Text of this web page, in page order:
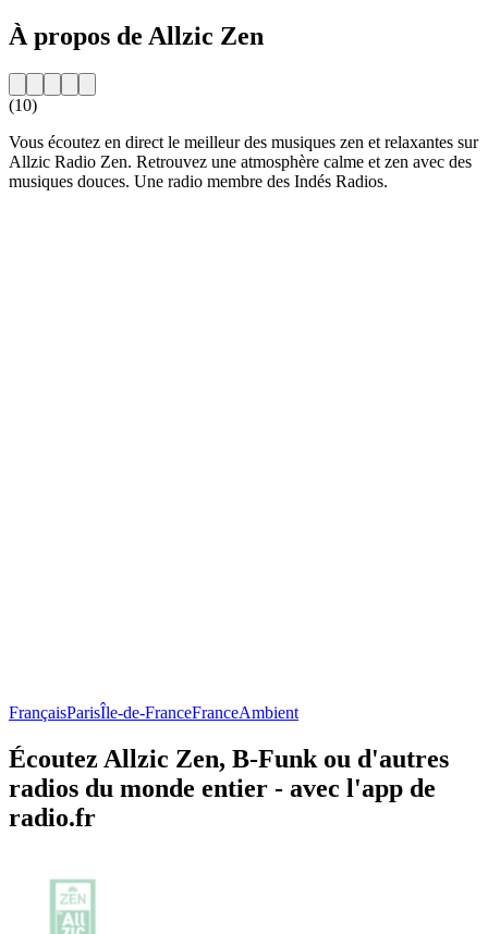
À propos de Allzic Zen
(10)
Vous écoutez en direct le meilleur des musiques zen et relaxantes sur
Allzic Radio Zen. Retrouvez une atmosphère calme et zen avec des
musiques douces. Une radio membre des Indés Radios.
FrançaisParisÎle-de-FranceFranceAmbient
Écoutez Allzic Zen, B-Funk ou d'autres
radios du monde entier - avec l'app de
radio.fr